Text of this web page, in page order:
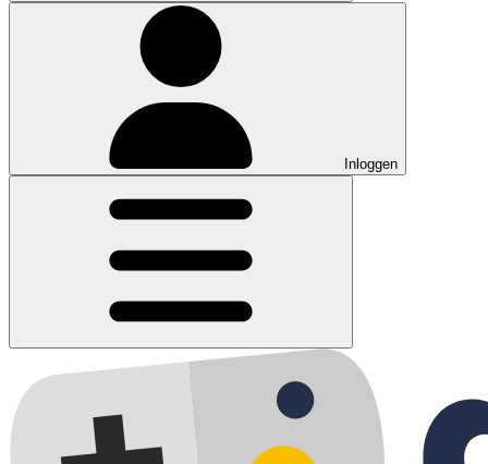
Inloggen